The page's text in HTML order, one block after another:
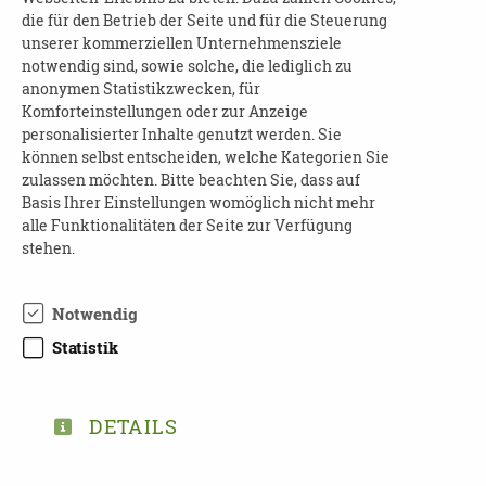
Weitere Informationen:
K&S Tagespflege Schlosschemnitz
Frau Yvonne Kunz
Telefon: 0371 243 509 50
Mail:schlosschemnitz@ks-tagespflege.de
Eine Anmeldung ist nicht nötig.
Der Eintritt ist frei.
TEILEN
die für den Betrieb der Seite und für die Steuerung
unserer kommerziellen Unternehmensziele
notwendig sind, sowie solche, die lediglich zu
anonymen Statistikzwecken, für
Komforteinstellungen oder zur Anzeige
personalisierter Inhalte genutzt werden. Sie
können selbst entscheiden, welche Kategorien Sie
zulassen möchten. Bitte beachten Sie, dass auf
Basis Ihrer Einstellungen womöglich nicht mehr
alle Funktionalitäten der Seite zur Verfügung
stehen.
Notwendig
Statistik
DETAILS